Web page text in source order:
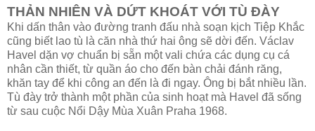
THẢN NHIÊN VÀ DỨT KHOÁT VỚI TÙ ĐÀY
Khi dấn thân vào đường tranh đấu nhà soạn kịch Tiệp Khắc
cũng biết lao tù là căn nhà thứ hai ông sẽ dời đến. Václav
Havel dặn vợ chuẩn bị sẵn một vali chứa các dụng cụ cá
nhân cần thiết, từ quần áo cho đến bàn chải đánh răng,
khăn tay để khi công an đến là đi ngay. Ông bị bắt nhiều lần.
Tù đày trở thành một phần của sinh hoạt mà Havel đã sống
từ sau cuộc Nổi Dậy Mùa Xuân Praha 1968.